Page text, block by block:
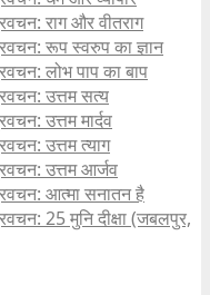
राग और वीतराग
रूप स्वरुप का ज्ञान
लोभ पाप का बाप
उत्तम सत्य
उत्तम मार्दव
उत्तम त्याग
उत्तम आर्जव
आत्मा सनातन है
25 मुनि दीक्षा (जबलपुर,